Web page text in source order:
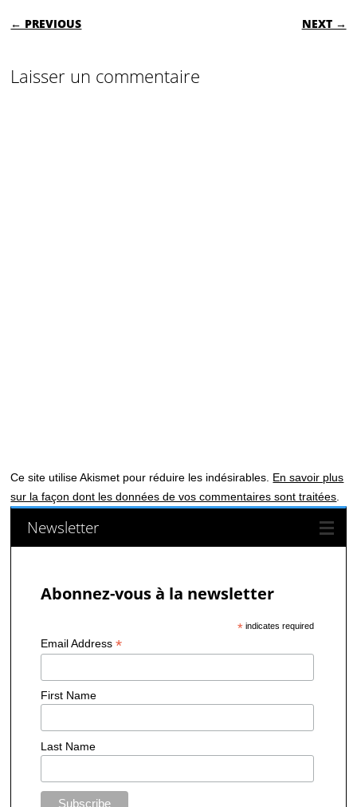
POST NAVIGATION
← PREVIOUS NEXT →
Laisser un commentaire
Ce site utilise Akismet pour réduire les indésirables. En savoir plus
sur la façon dont les données de vos commentaires sont traitées
Newsletter
Abonnez-vous à la newsletter
* indicates required
Email Address *
First Name
Last Name